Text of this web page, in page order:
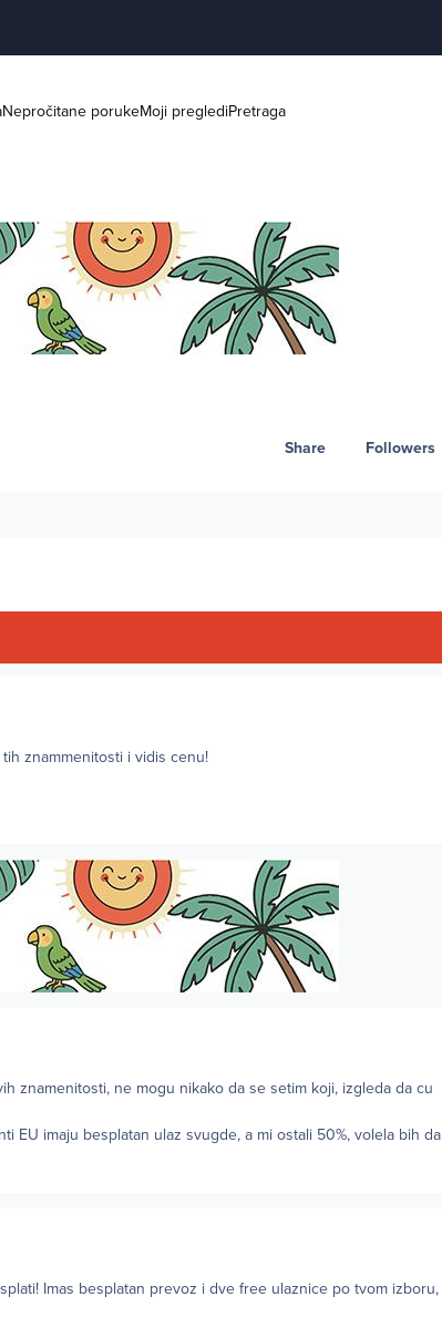
Nepročitane porukeMoji preglediPretraga
Share Followers
znammenitosti i vidis cenu!
znamenitosti, ne mogu nikako da se setim koji, izgleda da cu
EU imaju besplatan ulaz svugde, a mi ostali 50%, volela bih da
Imas besplatan prevoz i dve free ulaznice po tvom izboru,